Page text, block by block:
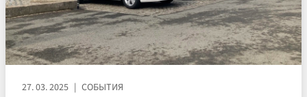
27. 03. 2025 СОБЫТИЯ